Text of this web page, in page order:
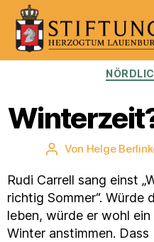
Kulturportal
Herzogtum
Lauenburg
Beitragsautor
Von Helge
Rudi Carrell sang einst
richtig Sommer“. Würde
leben, würde er wohl
Winter anstimmen. Dass